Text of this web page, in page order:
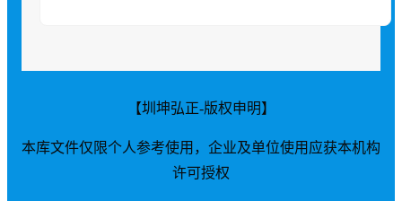
【圳坤弘正-版权申明】
本库文件仅限个人参考使用，企业及单位使用应获本机构
许可授权